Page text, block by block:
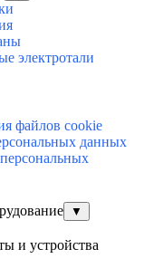
электротали
файлов cookie
данных
▼
и устройства